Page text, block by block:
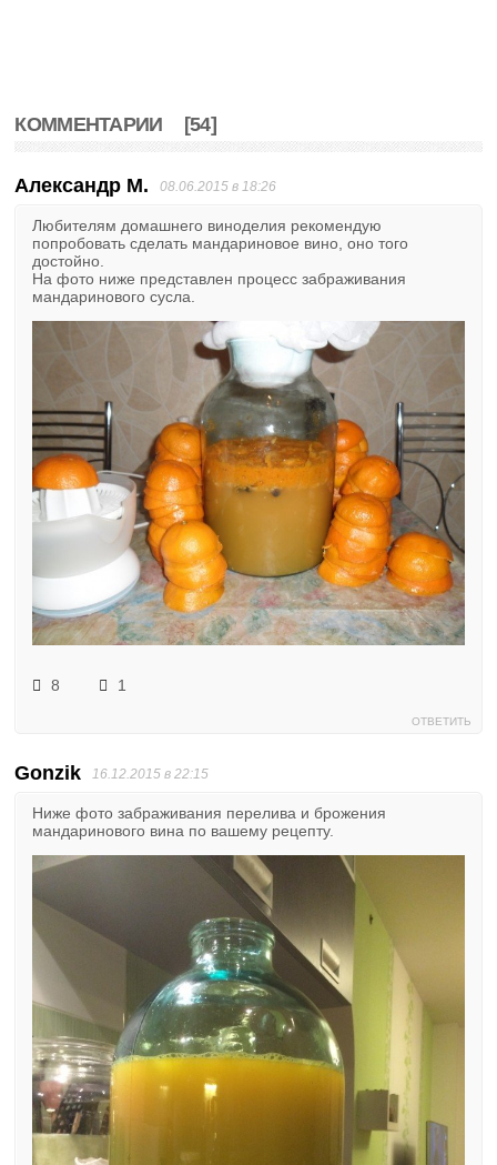
КОММЕНТАРИИ [54]
Александр М. 08.06.2015 в 18:26
Любителям домашнего виноделия рекомендую
попробовать сделать мандариновое вино, оно того
достойно.
На фото ниже представлен процесс забраживания
мандаринового сусла.
8 1
ОТВЕТИТЬ
Gonzik 16.12.2015 в 22:15
Ниже фото забраживания перелива и брожения
мандаринового вина по вашему рецепту.